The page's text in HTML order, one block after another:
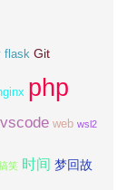
flask Git
php
vscode web wsl2
笑 时间 梦回故